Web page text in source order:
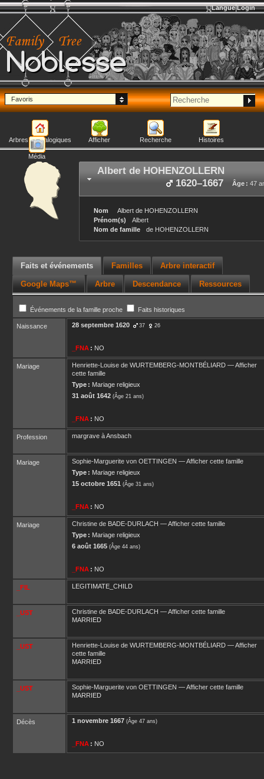
Noblesse
Langue Login
Favoris
Arbres généalogiques Afficher Recherche Histoires
Média
Albert de HOHENZOLLERN
Âge : 47
1620–1667
Nom Albert de HOHENZOLLERN
Prénom(s)
Albert
Nom de famille
de HOHENZOLLERN
Faits et événements Familles Arbre interactif
Google Maps™ Arbre Descendance Ressources
Événements de la famille proche Faits historiques
Naissance 28 septembre 1620 37 26
_FNA : NO
Mariage Henriette-Louise de WURTEMBERG-MONTBÉLIARD —Afficher
cette famille
Type : Mariage religieux
31 août 1642 (Âge 21 ans)
_FNA : NO
Profession margrave à Ansbach
Mariage Sophie-Marguerite von OETTINGEN —Afficher cette famille
Type : Mariage religieux
15 octobre 1651 (Âge 31 ans)
_FNA : NO
Mariage Christine de BADE-DURLACH —Afficher cette famille
Type : Mariage religieux
6 août 1665 (Âge 44 ans)
_FNA : NO
_FIL LEGITIMATE_CHILD
_UST Christine de BADE-DURLACH —Afficher cette famille
MARRIED
_UST Henriette-Louise de WURTEMBERG-MONTBÉLIARD —Afficher
cette famille
MARRIED
_UST Sophie-Marguerite von OETTINGEN —Afficher cette famille
MARRIED
Décès 1 novembre 1667 (Âge 47 ans)
_FNA : NO